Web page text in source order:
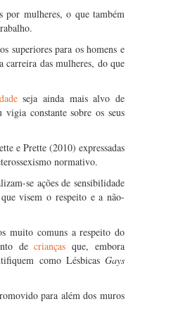
por mulheres, o que também
superiores para os homens e
carreira das mulheres, do que
seja ainda mais alvo de
vigia constante sobre os seus
e Prette (2010) expressadas
normativo.
se ações de sensibilidade
visem o respeito e a não-
muito comuns a respeito do
decrianças que, embora
como Lésbicas Gays
para além dos muros